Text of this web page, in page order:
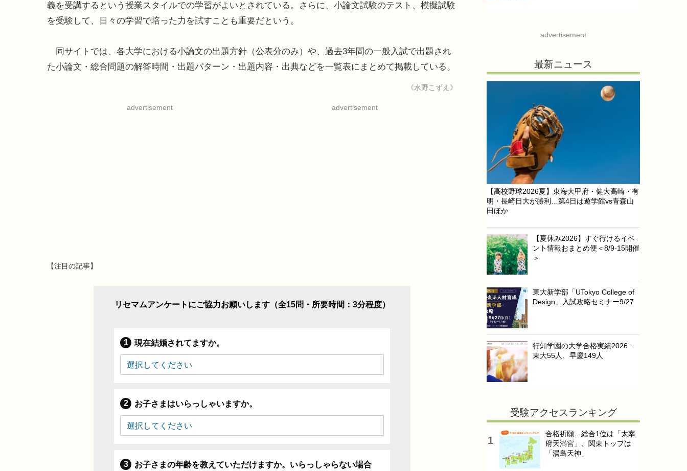
義を受講するという授業スタイルでの学習がよいとされている。さらに、小論文試験のテスト、模擬試験
を受験して、日々の学習で培った力を試すことも重要だという。
同サイトでは、各大学における小論文の出題方針（公表分のみ）や、過去3年間の一般入試で出題され
た小論文・総合問題の解答時間・出題パターン・出題内容・出典などを一覧表にまとめて掲載している。
《水野こずえ》
advertisement advertisement
【注目の記事】
リセマムアンケートにご協力お願いします（全15問・所要時間：3分程度）
現在結婚されてますか。
お子さまはいらっしゃいますか。
お子さまの年齢を教えていただけますか。いらっしゃらない場合
advertisement
最新ニュース
【高校野球2026夏】東海大甲府・健大高崎・有
明・長崎日大が勝利…第4日は遊学館vs青森山
田ほか
【夏休み2026】すぐ行けるイベ
ント情報おまとめ便＜8/9-15開催
＞
東大新学部「UTokyo College of
Design」入試攻略セミナー9/27
行知学園の大学合格実績2026…
東大55人、早慶149人
受験アクセスランキング
合格祈願…総合1位は「太宰
府天満宮」、関東トップは
「湯島天神」